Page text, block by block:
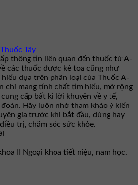
Tây
thông tin liên quan đến thuốc từ A-
các thuốc được kê toa cũng như
dựa trên phân loại của Thuốc A-
chỉ mang tính chất tìm hiểu, mở rộng
cấp bất kì lời khuyên về y tế,
Hãy luôn nhớ tham khảo ý kiến
gia trước khi bắt đầu, dừng hay
trị, chăm sóc sức khỏe.
II Ngoại khoa tiết niệu, nam học.